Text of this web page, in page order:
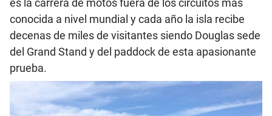
conocida a nivel mundial y cada año la isla recibe
decenas de miles de visitantes siendo Douglas sede
del Grand Stand y del paddock de esta apasionante
prueba.